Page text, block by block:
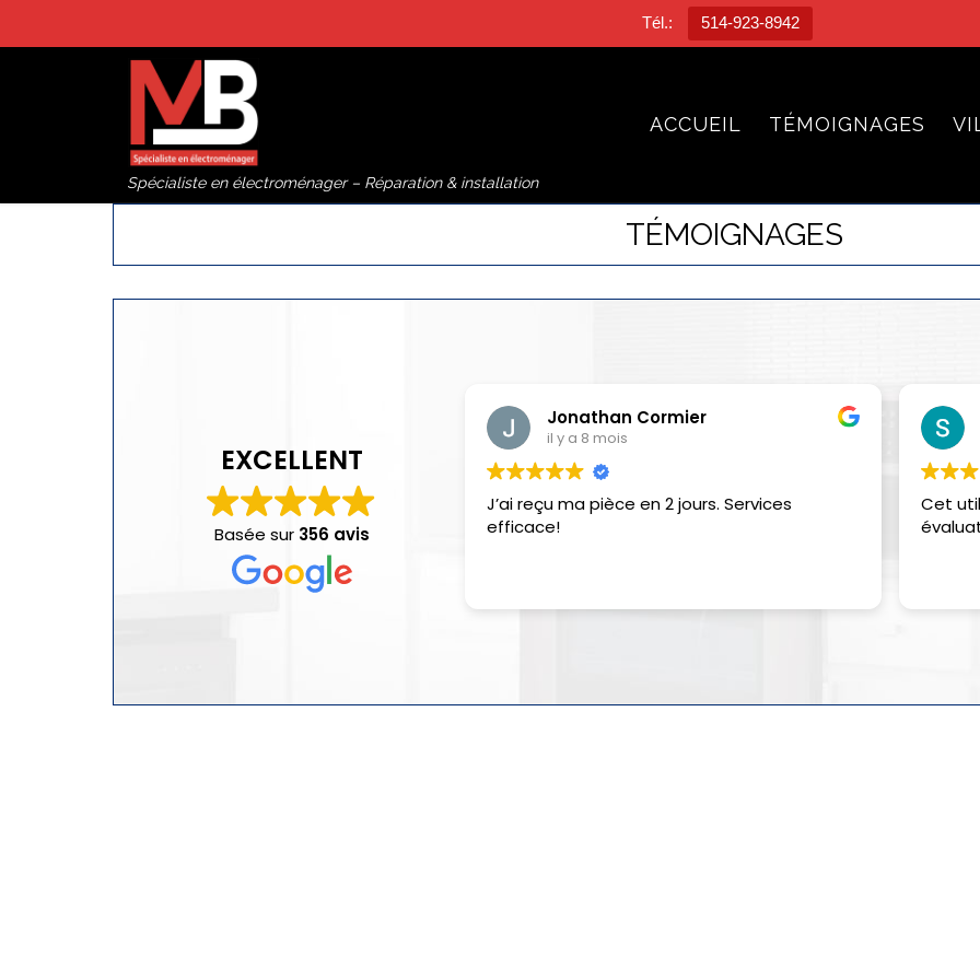
Tél.: 514-923-8942
Spécialiste en électroménager – Réparation & installation
ACCUEIL TÉMOIGNAGES
TÉMOIGNAGES
EXCELLENT
Basée sur 356 avis
Jonathan Cormier
il y a 8 mois
J’ai reçu ma pièce en 2 jours. Services
efficace!
Cet